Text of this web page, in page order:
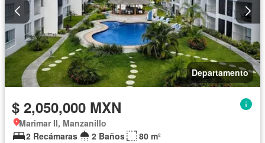
Departamento
$ 2,050,000 MXN
Marimar II, Manzanillo
2 Recámaras
2 Baños
80 m²